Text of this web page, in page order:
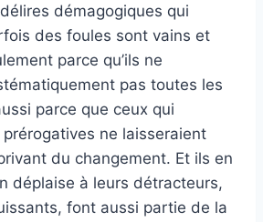
démagogiques qui
des foules sont vains et
parce qu’ils ne
pas toutes les
parce que ceux qui
ne laisseraient
du changement. Et ils en
déplaise à leurs détracteurs,
font aussi partie de la